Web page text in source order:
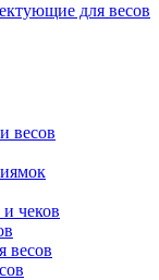
для весов
весов
чеков
весов